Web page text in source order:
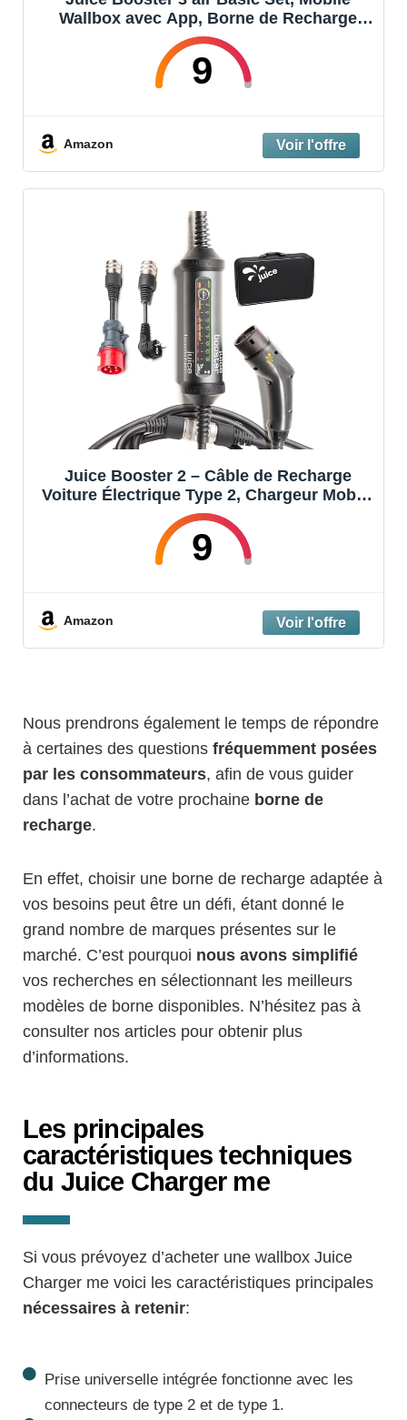
Wallbox avec App, Borne de Recharge
Vehicule Electrique 11kw Triphasé,
Chargeur EV avec Cable T2, avec
Adaptateur CEE16 Rouge 3 Phases + EU
9
Amazon
Juice Booster 2 – Câble de Recharge
Voiture Électrique Type 2, Chargeur Mobile
22kW Triphasé, Étanche IP67, Antichoc,
Compatible Prises CEE et Schuko, Idéal
pour Maison et Voyage
9
Amazon
Nous prendrons également le temps de répondre
à certaines des questions fréquemment posées
par les consommateurs, afin de vous guider
dans l’achat de votre prochaine borne de
recharge.
En effet, choisir une borne de recharge adaptée à
vos besoins peut être un défi, étant donné le
grand nombre de marques présentes sur le
marché. C’est pourquoi nous avons simplifié
vos recherches en sélectionnant les meilleurs
modèles de borne disponibles. N’hésitez pas à
consulter nos articles pour obtenir plus
d’informations.
Les principales
caractéristiques techniques
du Juice Charger me
Si vous prévoyez d’acheter une wallbox Juice
Charger me voici les caractéristiques principales
nécessaires à retenir:
Prise universelle intégrée fonctionne avec les
connecteurs de type 2 et de type 1.